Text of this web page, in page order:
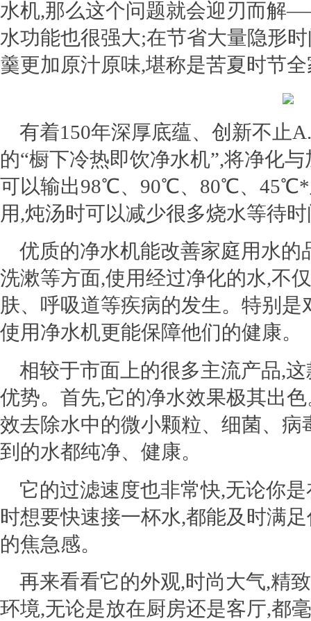
水机,那么这个问题就会迎刃而解
水功能也很强大;在节省大量隐形
羹更加原汁原味,堪称是苦夏时节
有着150年深厚底蕴、创新不止
的“橱下冷热即饮净水机”,将净化
可以输出98℃、90℃、80℃、45℃*
用,炖汤时可以减少很多烧水等待
优质的净水机能改善家庭用水
洗漱等方面,使用经过净化的水,不
肤、呼吸道等疾病的发生。特别
使用净水机更能保障他们的健康。
相较于市面上的很多主流产品,
优势。首先,它的净水效果极其出
效去除水中的微小颗粒、细菌、
到的水都纯净、健康。
它的过滤速度也非常快,无论你
时想要快速接一杯水,都能及时满
的焦急感。
再来看看它的外观,时尚大气,精
环境,无论是放在厨房还是客厅,都